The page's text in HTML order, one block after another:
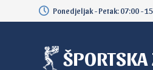
Ponedjeljak - Petak: 07:00 -
ŠPORTSKA